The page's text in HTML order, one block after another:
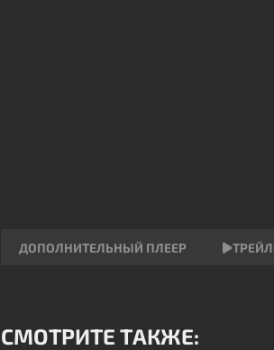
ДОПОЛНИТЕЛЬНЫЙ ПЛЕЕР
СМОТРИТЕ ТАКЖЕ: